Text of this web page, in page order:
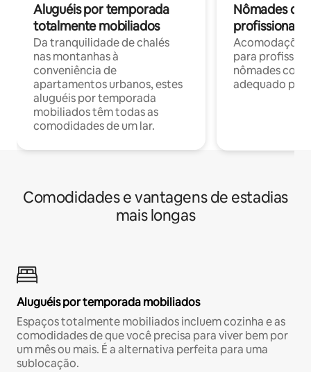
Aluguéis por temporada
totalmente mobiliados
Da tranquilidade de chalés
nas montanhas à
conveniência de
apartamentos urbanos, estes
aluguéis por temporada
mobiliados têm todas as
comodidades de um lar.
Nômades
profissionais
para
nômades com
adequado
Comodidades e vantagens de estadias
mais longas
Aluguéis por temporada mobiliados
Espaços totalmente mobiliados incluem cozinha e as
comodidades de que você precisa para viver bem por
um mês ou mais. É a alternativa perfeita para uma
sublocação.